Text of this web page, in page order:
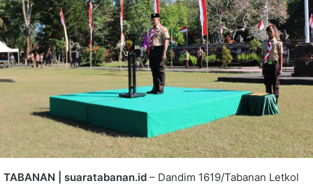
TABANAN | suaratabanan.id – Dandim 1619/Tabanan Letkol